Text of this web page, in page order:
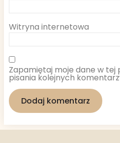
Witryna internetowa
Zapamiętaj moje dane w
pisania kolejnych